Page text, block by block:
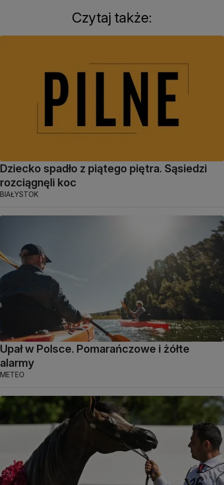
Czytaj także:
Dziecko spadło z piątego piętra. Sąsiedzi
rozciągnęli koc
BIAŁYSTOK
Upał w Polsce. Pomarańczowe i żółte
alarmy
METEO